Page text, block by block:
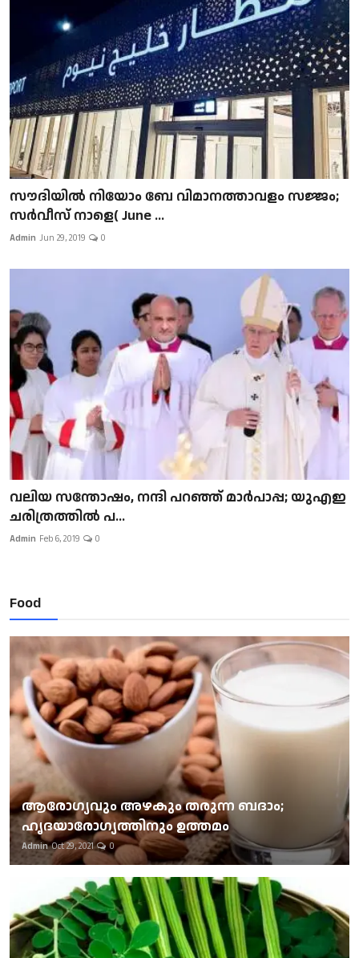
സൗദിയിൽ നിയോം ബേ വിമാനത്താവളം സജ്ജം;
സർവീസ് നാളെ( June ...
Admin Jun 29, 2019 0
വലിയ സന്തോഷം, നന്ദി പറഞ്ഞ് മാർപാപ്പ; യുഎഇ
ചരിത്രത്തിൽ പ...
Admin Feb 6, 2019 0
Food
ആരോഗ്യവും അഴകും തരുന്ന ബദാം;
ഹൃദയാരോഗ്യത്തിനും ഉത്തമം
Admin Oct 29, 2021 0